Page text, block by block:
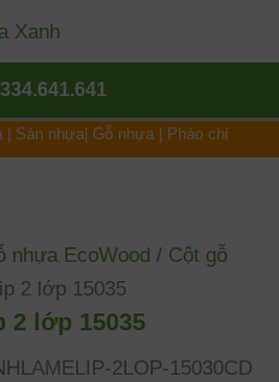
| Sàn nhựa| Gỗ nhựa | Phào chỉ
nhựa EcoWood / Cột gỗ
2 lớp 15035
2 lớp 15035
2LOP-15030CD